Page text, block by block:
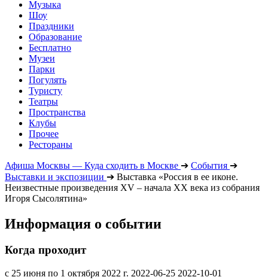
Музыка
Шоу
Праздники
Образование
Бесплатно
Музеи
Парки
Погулять
Туристу
Театры
Пространства
Клубы
Прочее
Рестораны
Афиша Москвы — Куда сходить в Москве ➔ События ➔
Выставки и экспозиции ➔ Выставка «Россия в ее иконе.
Неизвестные произведения XV – начала XX века из собрания
Игоря Сысолятина»
Информация о событии
Когда проходит
с 25 июня по 1 октября 2022 г. 2022-06-25 2022-10-01